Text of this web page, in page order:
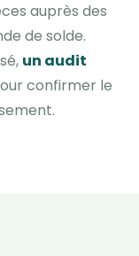
auprès des
de solde.
un audit
confirmer le